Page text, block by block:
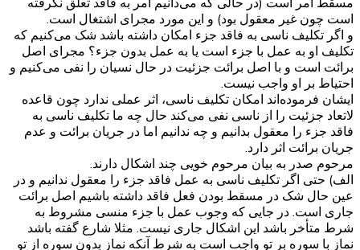
است چون غیر معقول بود) و این مورد مجرای اشتغال است.
و اگر تکلیف ناسی به فاقد جزء امکان داشته باشد شک می‌کنیم که
تکلیف او به عمل با جزء‌ است یا به عمل بدون جزء؟ مجرای اصل
برائت است و با اصل برائت جزئیت در حال نسیان را نفی می‌کنیم و
احتیاط بر او واجب نیست.
ایشان فرموده‌اند امکان تکلیف ناسی، اثر عملی ندارد چون قاعده
لاتعاد جزئیت را از ناسی نفی می‌کند حال چه ما تکلیف ناسی به
فاقد جزء‌ را معقول بدانیم و چه ندانیم اما در جریان برائت و عدم
جریان برائت اثر دارد.
مرحوم صدر به بیان مرحوم خویی چند اشکال دارند.
الف) حتی اگر تکلیف ناسی به عمل فاقد جزء را معقول ندانیم و در
عین حال شک در مسقط بودن فعل فاقد داشته باشیم اصل برائت
جاری است. در جایی که وجوب عمل با جزء منسی مشروط به
شرط متأخر باشد این اشکال جاری نیست. مثلا شارع گفته باشد
نماز با سوره بر تو واجب است به شرط آنکه نماز بدون سوره از تو